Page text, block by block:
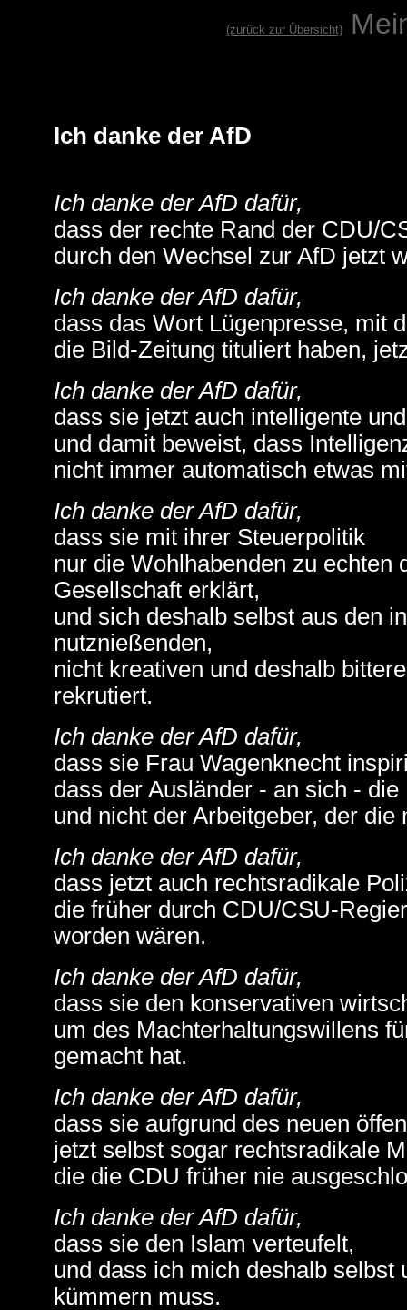
(zurück zur Übersicht)
Ich danke der AfD
Ich danke der AfD dafür,
dass der rechte Rand der CDU/
durch den Wechsel zur AfD jetzt
Ich danke der AfD dafür,
dass das Wort Lügenpresse, mit
die Bild-Zeitung tituliert haben,
Ich danke der AfD dafür,
dass sie jetzt auch intelligente
und damit beweist, dass
nicht immer automatisch etwas
Ich danke der AfD dafür,
dass sie mit ihrer Steuerpolitik
nur die Wohlhabenden zu echten
Gesellschaft erklärt,
und sich deshalb selbst aus den
nutznießenden,
nicht kreativen und deshalb
rekrutiert.
Ich danke der AfD dafür,
dass sie Frau Wagenknecht
dass der Ausländer - an sich - die
und nicht der Arbeitgeber, der die
Ich danke der AfD dafür,
dass jetzt auch rechtsradikale
die früher durch CDU/CSU-
worden wären.
Ich danke der AfD dafür,
dass sie den konservativen
um des Machterhaltungswillens
gemacht hat.
Ich danke der AfD dafür,
dass sie aufgrund des neuen
jetzt selbst sogar rechtsradikale
die die CDU früher nie
Ich danke der AfD dafür,
dass sie den Islam verteufelt,
und dass ich mich deshalb selbst
kümmern muss.